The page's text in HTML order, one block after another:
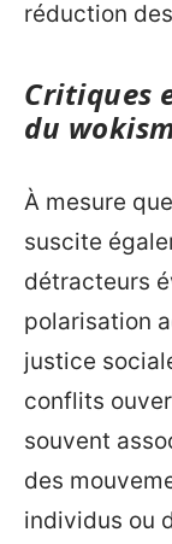
réduction
Critiques
du
À mesure
suscite
détracteurs
polarisation
justice
conflits
souvent
des
individus ou